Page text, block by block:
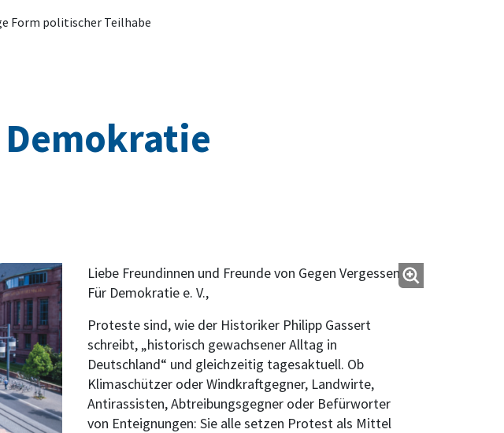
Form politischer Teilhabe
Liebe Freundinnen und Freunde von Gegen Vergessen –
Für Demokratie e. V.,
Proteste sind, wie der Historiker Philipp Gassert
schreibt, „historisch gewachsener Alltag in
Deutschland“ und gleichzeitig tagesaktuell. Ob
Klimaschützer oder Windkraftgegner, Landwirte,
Antirassisten, Abtreibungsgegner oder Befürworter
von Enteignungen: Sie alle setzen Protest als Mittel